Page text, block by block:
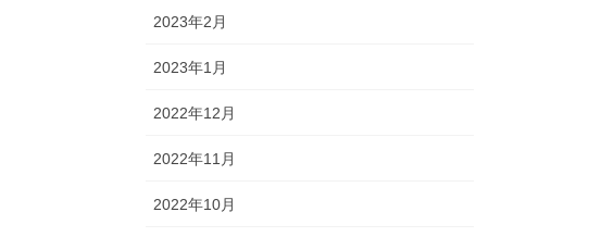
2023年2月
2023年1月
2022年12月
2022年11月
2022年10月